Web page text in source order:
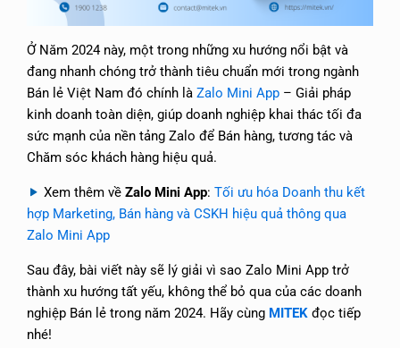
Ở Năm 2024 này, một trong những xu hướng nổi bật và
đang nhanh chóng trở thành tiêu chuẩn mới trong ngành
Bán lẻ Việt Nam đó chính là Zalo Mini App – Giải pháp
kinh doanh toàn diện, giúp doanh nghiệp khai thác tối đa
sức mạnh của nền tảng Zalo để Bán hàng, tương tác và
Chăm sóc khách hàng hiệu quả.
Xem thêm về Zalo Mini App: Tối ưu hóa Doanh thu kết
hợp Marketing, Bán hàng và CSKH hiệu quả thông qua
Zalo Mini App
Sau đây, bài viết này sẽ lý giải vì sao Zalo Mini App trở
thành xu hướng tất yếu, không thể bỏ qua của các doanh
nghiệp Bán lẻ trong năm 2024. Hãy cùng MITEK đọc tiếp
nhé!